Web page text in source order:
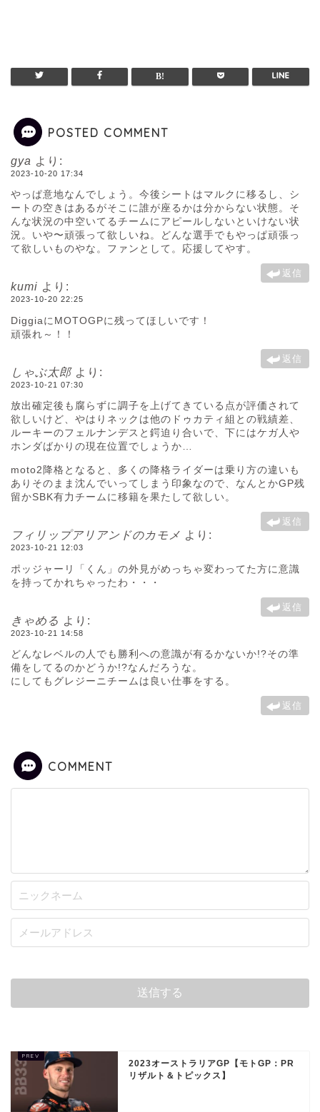
POSTED COMMENT
gya より:
2023-10-20 17:34
やっぱ意地なんでしょう。今後シートはマルクに移るし、シ
ートの空きはあるがそこに誰が座るかは分からない状態。そ
んな状況の中空いてるチームにアピールしないといけない状
況。いや〜頑張って欲しいね。どんな選手でもやっぱ頑張っ
て欲しいものやな。ファンとして。応援してやす。
返信
kumi より:
2023-10-20 22:25
DiggiaにMOTOGPに残ってほしいです！
頑張れ～！！
返信
しゃぶ太郎 より:
2023-10-21 07:30
放出確定後も腐らずに調子を上げてきている点が評価されて
欲しいけど、やはりネックは他のドゥカティ組との戦績差、
ルーキーのフェルナンデスと鍔迫り合いで、下にはケガ人や
ホンダばかりの現在位置でしょうか…
moto2降格となると、多くの降格ライダーは乗り方の違いも
ありそのまま沈んでいってしまう印象なので、なんとかGP残
留かSBK有力チームに移籍を果たして欲しい。
返信
フィリップアリアンドのカモメ より:
2023-10-21 12:03
ポッジャーリ「くん」の外見がめっちゃ変わってた方に意識
を持ってかれちゃったわ・・・
返信
きゃめる より:
2023-10-21 14:58
どんなレベルの人でも勝利への意識が有るかないか!?その準
備をしてるのかどうか!?なんだろうな。
にしてもグレジーニチームは良い仕事をする。
返信
COMMENT
2023オーストラリアGP【モトGP：PR
リザルト＆トピックス】